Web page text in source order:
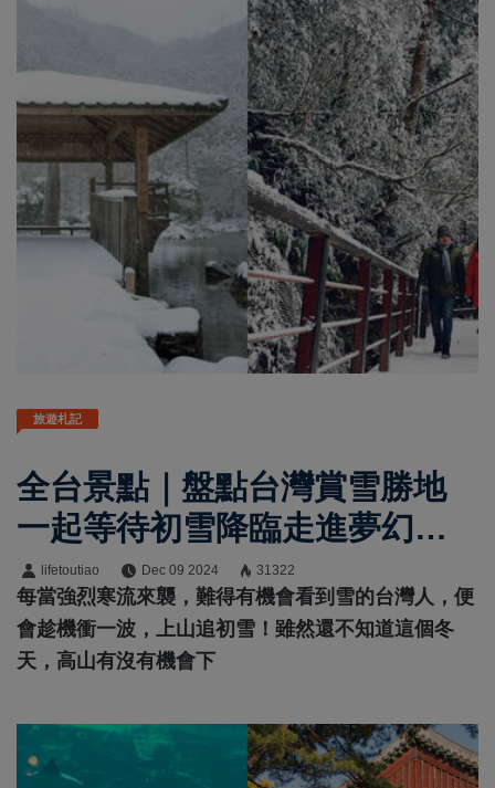
旅遊札記
全台景點｜盤點台灣賞雪勝地
一起等待初雪降臨走進夢幻冰
雪世界
lifetoutiao Dec 09 2024 31322
每當強烈寒流來襲，難得有機會看到雪的台灣人，便
會趁機衝一波，上山追初雪！雖然還不知道這個冬
天，高山有沒有機會下